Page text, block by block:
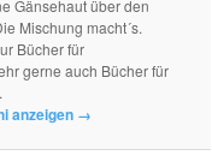
Gänsehaut über den
Mischung macht´s.
Bücher für
gerne auch Bücher für
anzeigen →